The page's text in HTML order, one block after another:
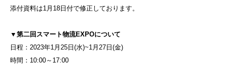
添付資料は1月18日付で修正しております。
▼第二回スマート物流EXPOについて
日程：2023年1月25日(水)~1月27日(金)
時間：10:00～17:00